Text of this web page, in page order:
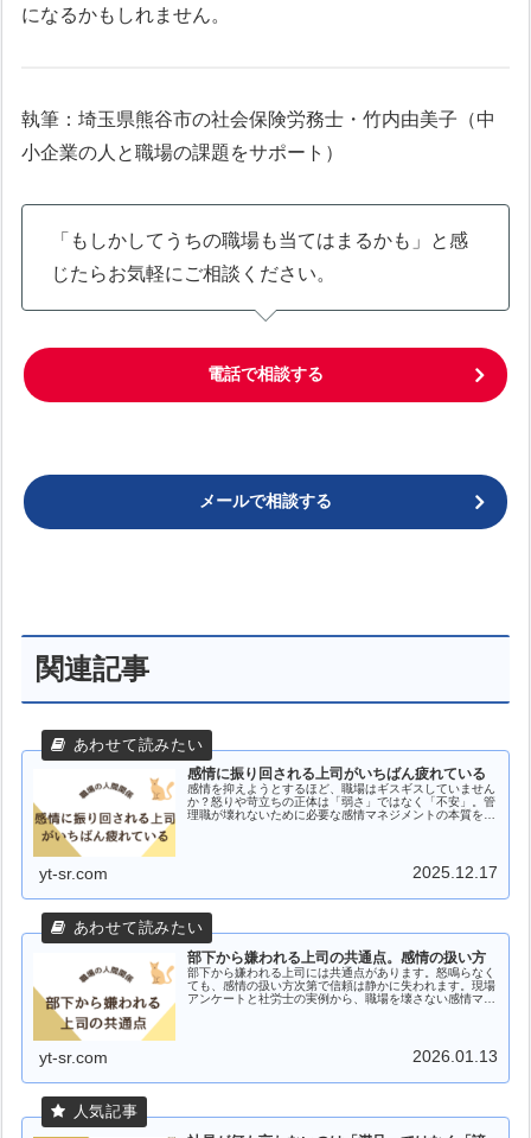
になるかもしれません。
執筆：埼玉県熊谷市の社会保険労務士・竹内由美子（中
小企業の人と職場の課題をサポート）
「もしかしてうちの職場も当てはまるかも」と感
じたらお気軽にご相談ください。
電話で相談する
メールで相談する
関連記事
感情に振り回される上司がいちばん疲れている
感情を抑えようとするほど、職場はギスギスしていません
か？怒りや苛立ちの正体は「弱さ」ではなく「不安」。管
理職が壊れないために必要な感情マネジメントの本質を、
yt-sr.com 2025.12.17
部下から嫌われる上司の共通点。感情の扱い方
部下から嫌われる上司には共通点があります。怒鳴らなく
ても、感情の扱い方次第で信頼は静かに失われます。現場
アンケートと社労士の実例から、職場を壊さない感情マネ
yt-sr.com 2026.01.13